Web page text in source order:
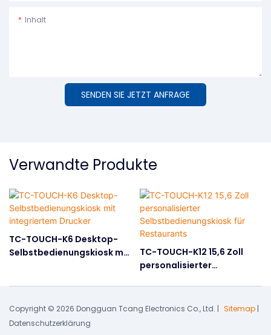
Inhalt
SENDEN SIE JETZT ANFRAGE
Verwandte Produkte
TC-TOUCH-K6 Desktop-
Selbstbedienungskiosk mit
TC-TOUCH-K12 15,6 Zoll
personalisierter
Copyright © 2026 Dongguan Tcang Electronics Co., Ltd. | Sitemap |
Datenschutzerklärung